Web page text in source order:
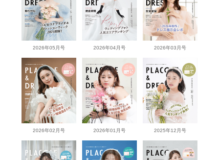
2026年05月号 2026年04月号 2026年03月号
2026年02月号 2026年01月号 2025年12月号